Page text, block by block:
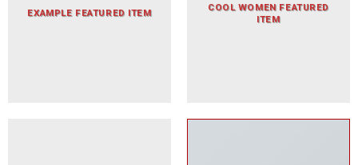
EXAMPLE FEATURED ITEM
COOL WOMEN FEATURED
ITEM